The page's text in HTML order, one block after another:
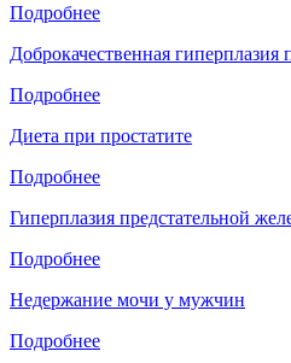
Подробнее
Доброкачественная гиперплазия
Подробнее
Диета при простатите
Подробнее
Гиперплазия предстательной
Подробнее
Недержание мочи у мужчин
Подробнее